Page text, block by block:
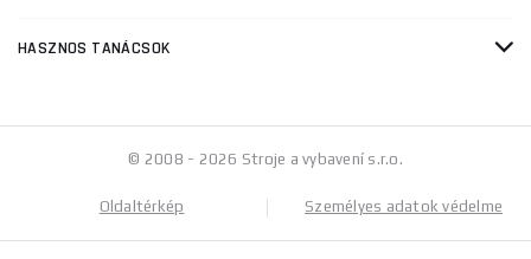
HASZNOS TANÁCSOK
© 2008 - 2026 Stroje a vybavení s.r.o.
Oldaltérkép Személyes adatok védelme